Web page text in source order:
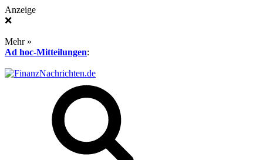
Anzeige
❌
Mehr »
Ad hoc-Mitteilungen: